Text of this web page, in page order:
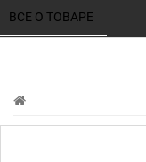
ВСЕ О ТОВАРЕ